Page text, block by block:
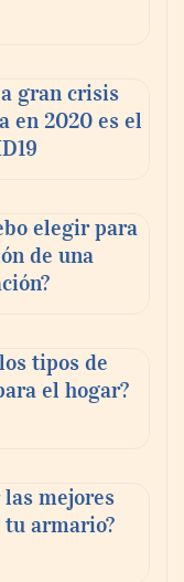
No
gran crisis
en 2020 es el
elegir para
de una
tipos de
el hogar?
mejores
armario?